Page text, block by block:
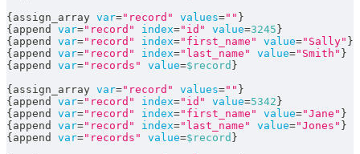
{ assign_array var="record" values="" }
{ append var="record" index="id" value=3245 }
{ append var="record" index="first_name" value="Sally" }
{ append var="record" index="last_name" value="Smith" }
{ append var="records" value=$record }
{ assign_array var="record" values="" }
{ append var="record" index="id" value=5342 }
{ append var="record" index="first_name" value="Jane" }
{ append var="record" index="last_name" value="Jones" }
{ append var="records" value=$record }